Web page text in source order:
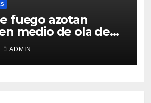
fuego azotan
medio de ola de
ADMIN